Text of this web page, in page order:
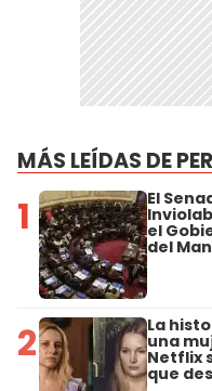
MÁS LEÍDAS DE
1 El
el
del
2 La
una
Netflix
que